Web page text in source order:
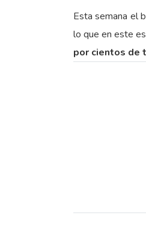
Esta semana el
lo que en este
por cientos de